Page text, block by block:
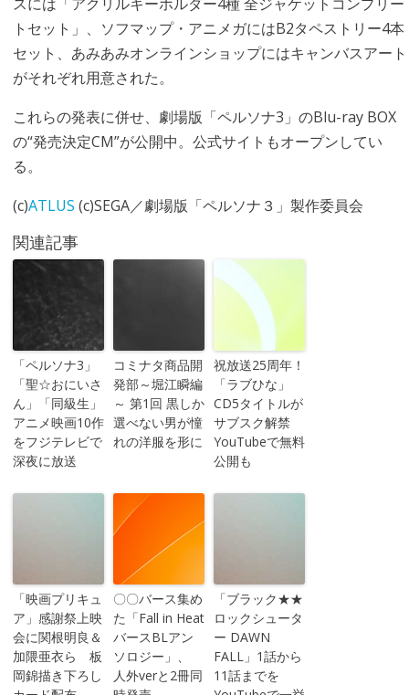
トセット」、ソフマップ・アニメガにはB2タペストリー4本
セット、あみあみオンラインショップにはキャンバスアート
がそれぞれ用意された。
これらの発表に併せ、劇場版「ペルソナ3」のBlu-ray BOX
の“発売決定CM”が公開中。公式サイトもオープンしてい
る。
(c)ATLUS (c)SEGA／劇場版「ペルソナ３」製作委員会
関連記事
「ペルソナ3」
「聖☆おにいさ
ん」「同級生」
アニメ映画10作
をフジテレビで
深夜に放送
コミナタ商品開
発部～堀江瞬編
～ 第1回 黒しか
選べない男が憧
れの洋服を形に
祝放送25周年！
「ラブひな」
CD5タイトルが
サブスク解禁
YouTubeで無料
公開も
「映画プリキュ
ア」感謝祭上映
会に関根明良＆
加隈亜衣ら 板
岡錦描き下ろし
〇〇バース集め
た「Fall in Heat
バースBLアン
ソロジー」、
人外verと2冊同
「ブラック★★
ロックシュータ
ー DAWN
FALL」1話から
11話までを